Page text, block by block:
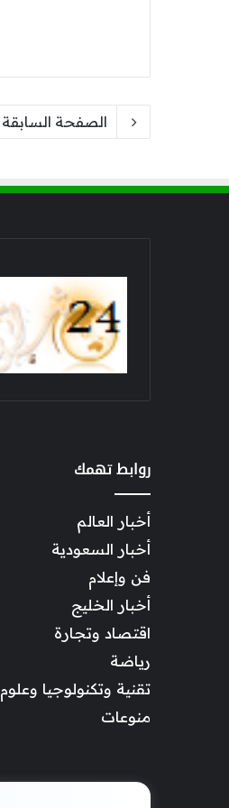
الصفحة السابقة
روابط تهمك
أخبار العالم
أخبار السعودية
فن وإعلام
أخبار الخليج
اقتصاد وتجارة
رياضة
تقنية وتكنولوجيا وعلوم
منوعات